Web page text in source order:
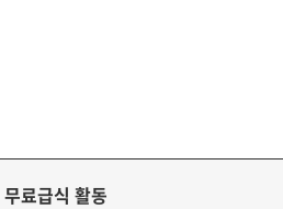
료급식 활동